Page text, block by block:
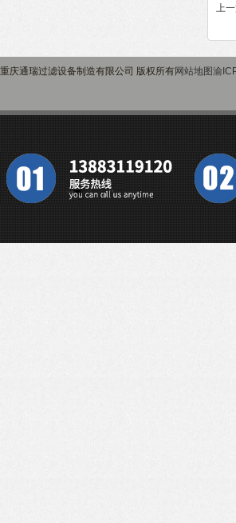
上
重庆通瑞过滤设备制造有限公司 版权所有网站地图渝